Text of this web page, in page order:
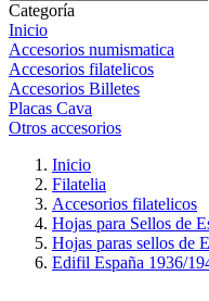
Categoría
Inicio
Accesorios numismatica
Accesorios filatelicos
Accesorios Billetes
Placas Cava
Otros accesorios
Inicio
Filatelia
Accesorios filatelicos
Hojas para Sellos de
Hojas paras sellos de
Edifil España 1936/